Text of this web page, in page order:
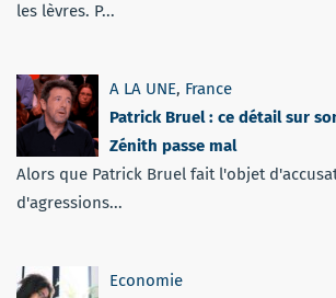
les lèvres. P...
A LA UNE, France
Patrick Bruel : ce détail sur
Zénith passe mal
Alors que Patrick Bruel fait l'objet
d'agressions...
Economie